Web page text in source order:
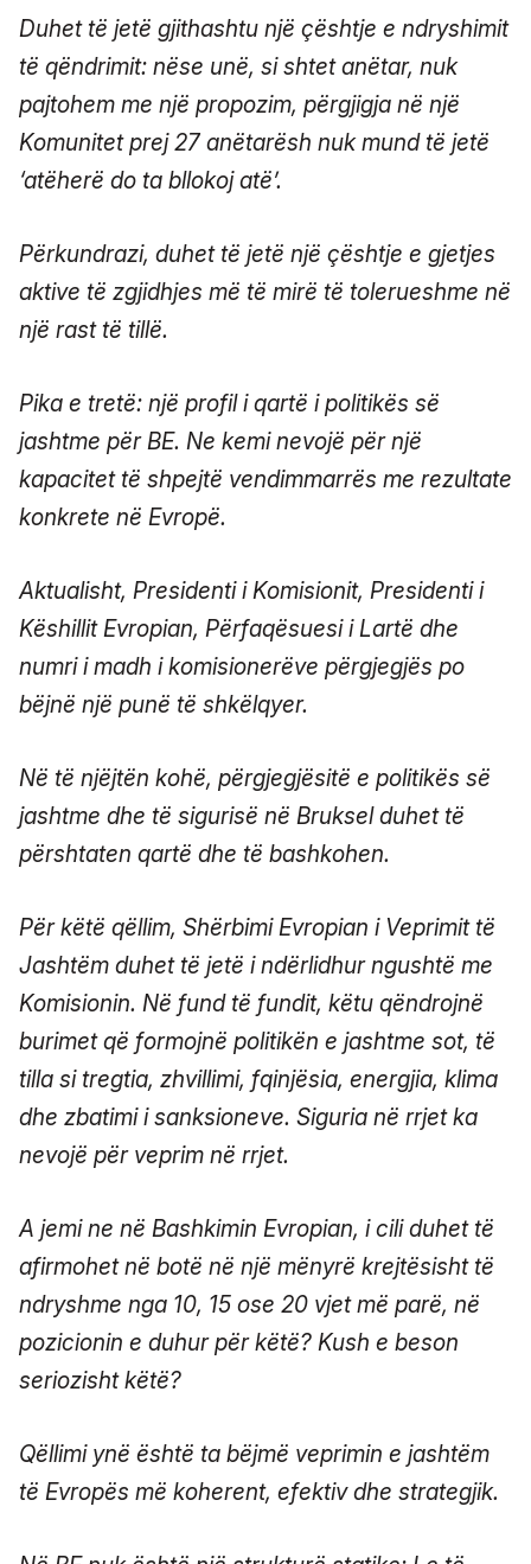
Duhet të jetë gjithashtu një çështje e ndryshimit
të qëndrimit: nëse unë, si shtet anëtar, nuk
pajtohem me një propozim, përgjigja në një
Komunitet prej 27 anëtarësh nuk mund të jetë
‘atëherë do ta bllokoj atë’.
Përkundrazi, duhet të jetë një çështje e gjetjes
aktive të zgjidhjes më të mirë të tolerueshme në
një rast të tillë.
Pika e tretë: një profil i qartë i politikës së
jashtme për BE. Ne kemi nevojë për një
kapacitet të shpejtë vendimmarrës me rezultate
konkrete në Evropë.
Aktualisht, Presidenti i Komisionit, Presidenti i
Këshillit Evropian, Përfaqësuesi i Lartë dhe
numri i madh i komisionerëve përgjegjës po
bëjnë një punë të shkëlqyer.
Në të njëjtën kohë, përgjegjësitë e politikës së
jashtme dhe të sigurisë në Bruksel duhet të
përshtaten qartë dhe të bashkohen.
Për këtë qëllim, Shërbimi Evropian i Veprimit të
Jashtëm duhet të jetë i ndërlidhur ngushtë me
Komisionin. Në fund të fundit, këtu qëndrojnë
burimet që formojnë politikën e jashtme sot, të
tilla si tregtia, zhvillimi, fqinjësia, energjia, klima
dhe zbatimi i sanksioneve. Siguria në rrjet ka
nevojë për veprim në rrjet.
A jemi ne në Bashkimin Evropian, i cili duhet të
afirmohet në botë në një mënyrë krejtësisht të
ndryshme nga 10, 15 ose 20 vjet më parë, në
pozicionin e duhur për këtë? Kush e beson
seriozisht këtë?
Qëllimi ynë është ta bëjmë veprimin e jashtëm
të Evropës më koherent, efektiv dhe strategjik.